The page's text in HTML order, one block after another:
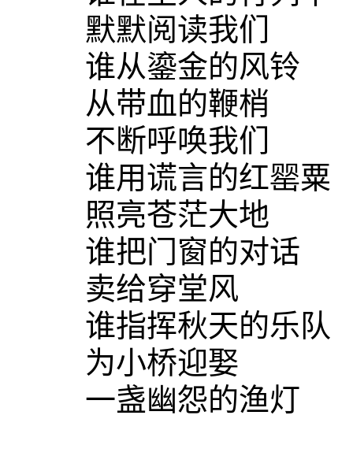
默默阅读我们
谁从鎏金的风铃
从带血的鞭梢
不断呼唤我们
谁用谎言的红罂粟
照亮苍茫大地
谁把门窗的对话
卖给穿堂风
谁指挥秋天的乐队
为小桥迎娶
一盏幽怨的渔灯